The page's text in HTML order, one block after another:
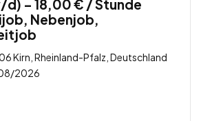
– 18,00 € / Stunde
Nebenjob,
Kirn, Rheinland-Pfalz, Deutschland
2026